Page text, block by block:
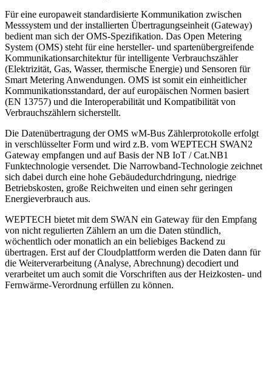
Für eine europaweit standardisierte Kommunikation zwischen
Messsystem und der installierten Übertragungseinheit (Gateway)
bedient man sich der OMS-Spezifikation. Das Open Metering
System (OMS) steht für eine hersteller- und spartenübergreifende
Kommunikationsarchitektur für intelligente Verbrauchszähler
(Elektrizität, Gas, Wasser, thermische Energie) und Sensoren für
Smart Metering Anwendungen. OMS ist somit ein einheitlicher
Kommunikationsstandard, der auf europäischen Normen basiert
(EN 13757) und die Interoperabilität und Kompatibilität von
Verbrauchszählern sicherstellt.
Die Datenübertragung der OMS wM-Bus Zählerprotokolle erfolgt
in verschlüsselter Form und wird z.B. vom WEPTECH SWAN2
Gateway empfangen und auf Basis der NB IoT / Cat.NB1
Funktechnologie versendet. Die Narrowband-Technologie zeichnet
sich dabei durch eine hohe Gebäudedurchdringung, niedrige
Betriebskosten, große Reichweiten und einen sehr geringen
Energieverbrauch aus.
WEPTECH bietet mit dem SWAN ein Gateway für den Empfang
von nicht regulierten Zählern an um die Daten stündlich,
wöchentlich oder monatlich an ein beliebiges Backend zu
übertragen. Erst auf der Cloudplattform werden die Daten dann für
die Weiterverarbeitung (Analyse, Abrechnung) decodiert und
verarbeitet um auch somit die Vorschriften aus der Heizkosten- und
Fernwärme-Verordnung erfüllen zu können.